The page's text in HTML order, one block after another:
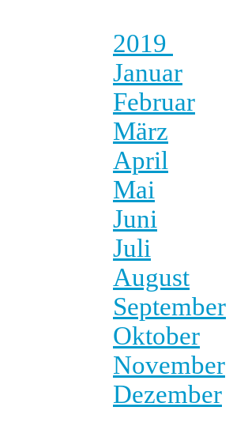
2019
Januar
Februar
März
April
Mai
Juni
Juli
August
September
Oktober
November
Dezember